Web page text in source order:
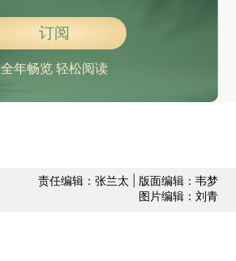
订阅
全年畅览 轻松阅读
责任编辑：张兰太 | 版面编辑：韦梦
图片编辑：刘青